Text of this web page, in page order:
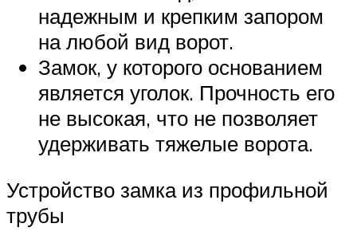
надежным и крепким запором
на любой вид ворот.
Замок, у которого основанием
является уголок. Прочность его
не высокая, что не позволяет
удерживать тяжелые ворота.
Устройство замка из профильной
трубы